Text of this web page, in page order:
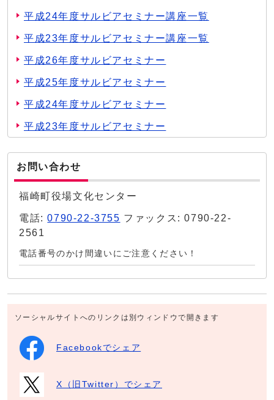
平成24年度サルビアセミナー講座一覧
平成23年度サルビアセミナー講座一覧
平成26年度サルビアセミナー
平成25年度サルビアセミナー
平成24年度サルビアセミナー
平成23年度サルビアセミナー
お問い合わせ
福崎町役場文化センター
電話:0790-22-3755 ファックス: 0790-22-
2561
電話番号のかけ間違いにご注意ください！
ソーシャルサイトへのリンクは別ウィンドウで開きます
Facebookでシェア
X（旧Twitter）でシェア